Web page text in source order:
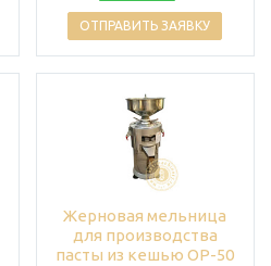
ОТПРАВИТЬ ЗАЯВКУ
Жерновая мельница
для производства
пасты из кешью OP-50